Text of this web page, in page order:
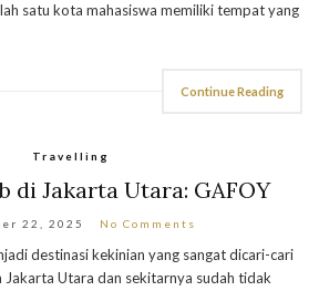
satu kota mahasiswa memiliki tempat yang
Continue Reading
Travelling
di Jakarta Utara: GAFOY
22, 2025 No Comments
destinasi kekinian yang sangat dicari-cari
Jakarta Utara dan sekitarnya sudah tidak